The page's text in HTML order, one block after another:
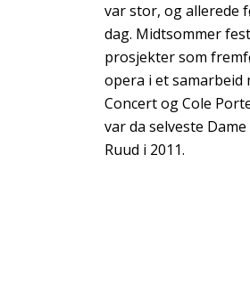
var stor, og allerede
dag. Midtsommer
prosjekter som
opera i et samarbeid
Concert og Cole
var da selveste
Ruud i 2011.